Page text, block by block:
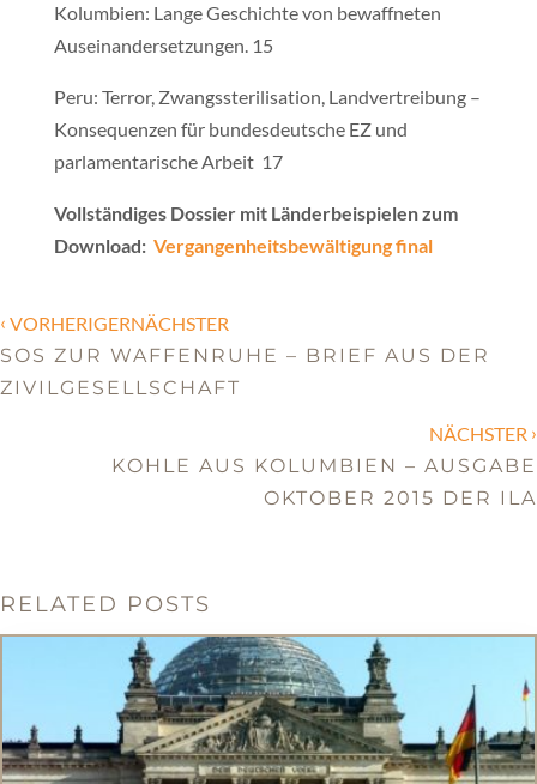
Kolumbien: Lange Geschichte von bewaffneten
Auseinandersetzungen. 15
Peru: Terror, Zwangssterilisation, Landvertreibung –
Konsequenzen für bundesdeutsche EZ und
parlamentarische Arbeit 17
Vollständiges Dossier mit Länderbeispielen zum
Download: Vergangenheitsbewältigung final
‹ VORHERIGERNÄCHSTER
SOS ZUR WAFFENRUHE – BRIEF AUS DER
ZIVILGESELLSCHAFT
NÄCHSTER ›
KOHLE AUS KOLUMBIEN – AUSGABE
OKTOBER 2015 DER ILA
RELATED POSTS